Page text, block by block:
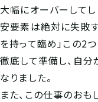
大幅にオーバーしてし
安要素は絶対に失敗
を持って臨め」この2
徹底して準備し、自
なりました。
また、この仕事のおも